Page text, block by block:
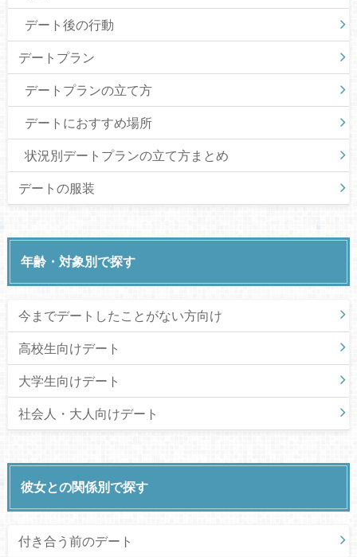
デート後の行動
デートプラン
デートプランの立て方
デートにおすすめ場所
状況別デートプランの立て方まとめ
デートの服装
年齢・対象別で探す
今までデートしたことがない方向け
高校生向けデート
大学生向けデート
社会人・大人向けデート
彼女との関係別で探す
付き合う前のデート